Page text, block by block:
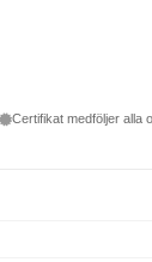
Certifikat medföljer alla